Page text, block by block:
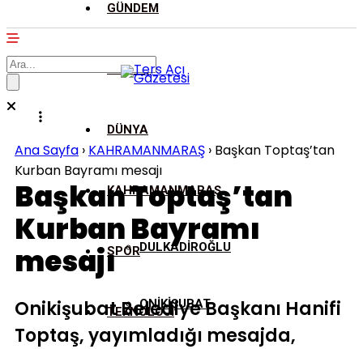
GÜNDEM
ASAYİŞ
DÜNYA
KAHRAMANMARAŞ
DULKADİROĞLU
ONİKİŞUBAT
SPOR
TEKNOLOJİ
Ana Sayfa › KAHRAMANMARAŞ › Başkan Toptaş’tan
Kurban Bayramı mesajı
Başkan Toptaş’tan
Kurban Bayramı
mesajı
Onikişubat Belediye Başkanı Hanifi
Toptaş, yayımladığı mesajda,